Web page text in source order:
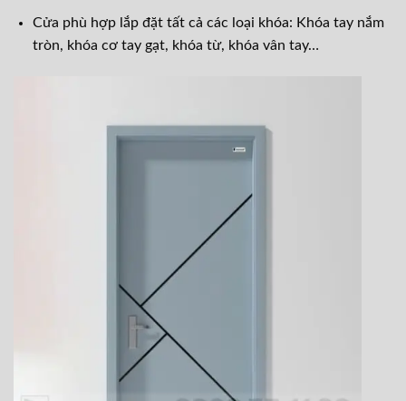
Cửa phù hợp lắp đặt tất cả các loại khóa: Khóa tay nắm
tròn, khóa cơ tay gạt, khóa từ, khóa vân tay…